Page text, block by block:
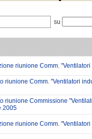
su
riunione Comm.
riunione Comm. "Ventilatori
riunione Commissione
2005
riunione Comm.